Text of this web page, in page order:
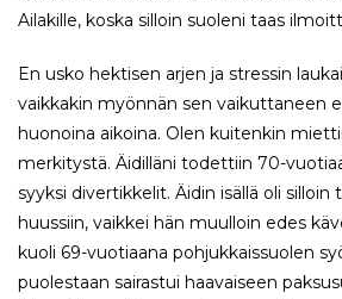
Ailakille, koska silloin suoleni taas
En usko hektisen arjen ja stressin
vaikkakin myönnän sen vaikuttaneen
huonoina aikoina. Olen kuitenkin
merkitystä. Äidilläni todettiin 70-
syyksi divertikkelit. Äidin isällä oli silloin
huussiin, vaikkei hän muulloin edes
kuoli 69-vuotiaana pohjukkaissuolen
puolestaan sairastui haavaiseen